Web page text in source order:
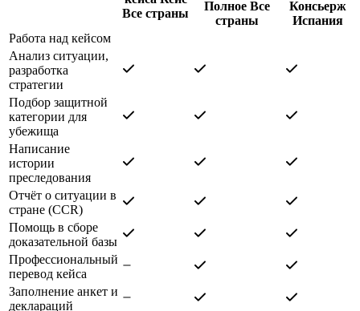
Все страны
Полное Все
страны
Консьерж
Испания
Работа над кейсом
Анализ ситуации,
разработка
стратегии
Подбор защитной
категории для
убежища
Написание
истории
преследования
Отчёт о ситуации в
стране (CCR)
Помощь в сборе
доказательной базы
Профессиональный
перевод кейса
Заполнение анкет и
деклараций